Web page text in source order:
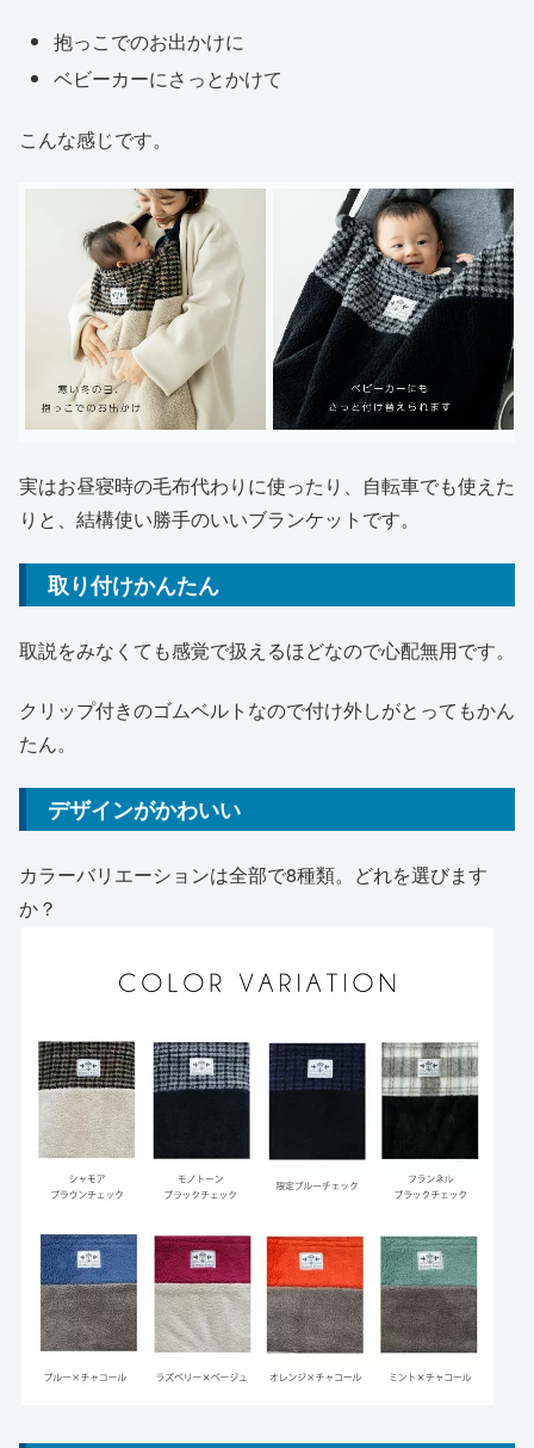
抱っこでのお出かけに
ベビーカーにさっとかけて
こんな感じです。
実はお昼寝時の毛布代わりに使ったり、自転車でも使えた
りと、結構使い勝手のいいブランケットです。
取り付けかんたん
取説をみなくても感覚で扱えるほどなので心配無用です。
クリップ付きのゴムベルトなので付け外しがとってもかん
たん。
デザインがかわいい
カラーバリエーションは全部で8種類。どれを選びます
か？